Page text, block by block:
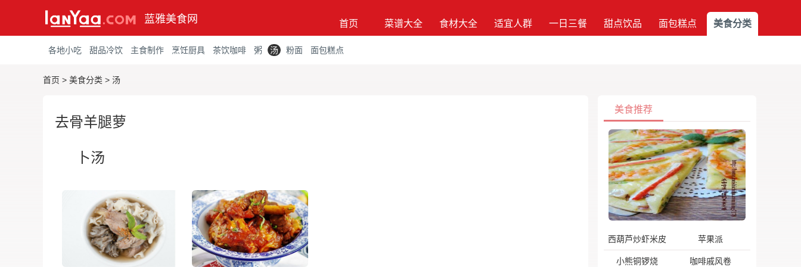
蓝雅美食网 首页 菜谱大全 食材大全 适宜人群 一日三餐 甜点饮品 面包糕点 美食分类
各地小吃 甜品冷饮 主食制作 烹饪厨具 茶饮咖啡 粥 汤 粉面 面包糕点
首页 > 美食分类 > 汤
去骨羊腿萝
卜汤
美食推荐
西葫芦炒虾米皮 苹果派
小熊铜锣烧 咖啡戚风卷